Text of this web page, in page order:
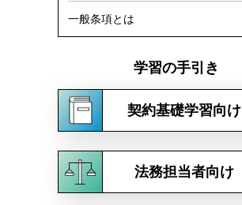
一般条項とは
学習の手引き
契約基礎学習向け
法務担当者向け